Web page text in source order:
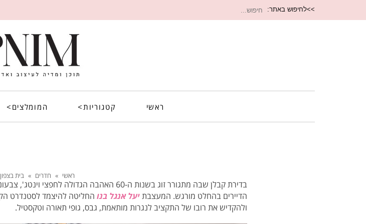
>>לחיפוש באתר: חיפוש
ראשי קטגוריות> המומלצים>
ראשי » חדרים » בית
בדירת קבלן שבה מתגורר זוג בשנות ה-60 האהבה
הדיירים בהחלט מורגש. המעצבתיעל אנגל בנו החליטה להיצמד לסטנדרט
ולהקדיש את רובו של התקציב לנגרות מותאמת, גבס, גופי תאורה וטקסטיל.